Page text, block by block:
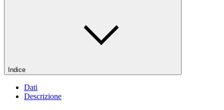
Indice
Dati
Descrizione